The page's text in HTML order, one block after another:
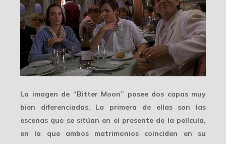
La imagen de “Bitter Moon” posee dos capasmuy
bien diferenciadas. La primera de ellas son las
escenas que se sitúan en el presente de la película,
en la que ambos matrimonios coinciden en su